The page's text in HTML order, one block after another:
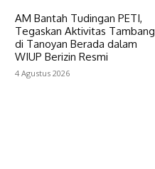
AM Bantah Tudingan PETI,
Tegaskan Aktivitas Tambang
di Tanoyan Berada dalam
WIUP Berizin Resmi
4 Agustus 2026